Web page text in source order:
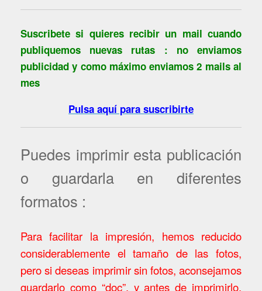
Suscribete si quieres recibir un mail cuando
publiquemos nuevas rutas : no enviamos
publicidad y como máximo enviamos 2 mails al
mes
Pulsa aquí para suscribirte
Puedes imprimir esta publicación
o guardarla en diferentes
formatos :
Para facilitar la impresión, hemos reducido
considerablemente el tamaño de las fotos,
pero si deseas imprimir sin fotos, aconsejamos
guardarlo como “doc”, y antes de imprimirlo,